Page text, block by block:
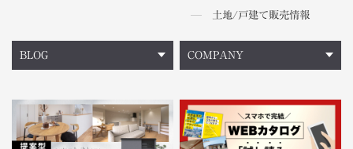
土地/戸建て販売情報
BLOG COMPANY